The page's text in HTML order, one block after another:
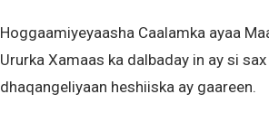
Hoggaamiyeyaasha Caalamka ayaa
Ururka Xamaas ka dalbaday in ay si sax
dhaqangeliyaan heshiiska ay gaareen.